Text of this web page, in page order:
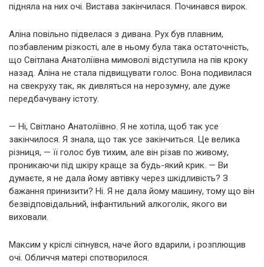
підняла на них очі. Вистава закінчилася. Починався вирок.
Аліна повільно підвелася з дивана. Рух був плавним,
позбавленим різкості, але в ньому була така остаточність,
що Світлана Анатоліївна мимоволі відступила на пів кроку
назад. Аліна не стала підвищувати голос. Вона подивилася
на свекруху так, як дивляться на нерозумну, але дуже
передбачувану істоту.
— Ні, Світлано Анатоліївно. Я не хотіла, щоб так усе
закінчилося. Я знала, що так усе закінчиться. Це велика
різниця, — її голос був тихим, але він різав по живому,
проникаючи під шкіру краще за будь-який крик. — Ви
думаєте, я не дала йому автівку через шкідливість? З
бажання принизити? Ні. Я не дала йому машину, тому що він
безвідповідальний, інфантильний алкоголік, якого ви
виховали.
Максим у кріслі сіпнувся, наче його вдарили, і розплющив
очі. Обличчя матері спотворилося.